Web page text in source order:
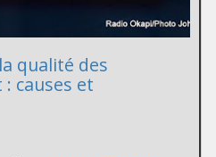
qualité des
causes et